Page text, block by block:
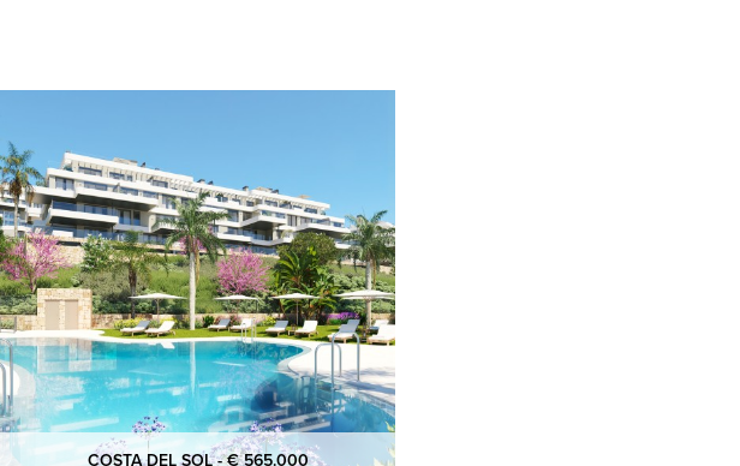
COSTA DEL SOL - € 565.000